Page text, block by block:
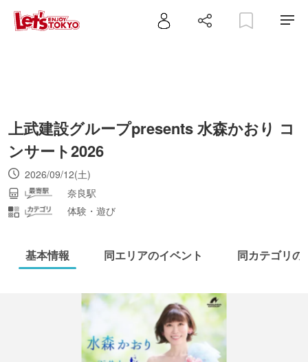
上武建設グループpresents 水森かおり コ
ンサート2026
2026/09/12(土)
奈良駅
体験・遊び
基本情報 同エリアのイベント 同カテゴリの